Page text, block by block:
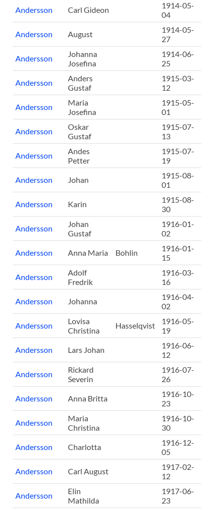
Andersson Carl Gideon
1914-05-
04
Andersson August
1914-05-
27
Andersson
Johanna
Josefina
1914-06-
25
Andersson
Anders
Gustaf
1915-03-
12
Andersson
Maria
Josefina
1915-05-
01
Andersson
Oskar
Gustaf
1915-07-
13
Andersson
Andes
Petter
1915-07-
19
Andersson Johan
1915-08-
01
Andersson Karin
1915-08-
30
Andersson
Johan
Gustaf
1916-01-
02
Andersson Anna Maria Bohlin
1916-01-
15
Andersson
Adolf
Fredrik
1916-03-
16
Andersson Johanna
1916-04-
02
Andersson
Lovisa
Christina
Hasselqvist
1916-05-
19
Andersson Lars Johan
1916-06-
12
Andersson
Rickard
Severin
1916-07-
26
Andersson Anna Britta
1916-10-
23
Andersson
Maria
Christina
1916-10-
30
Andersson Charlotta
1916-12-
05
Andersson Carl August
1917-02-
12
Andersson
Elin
Mathilda
1917-06-
23